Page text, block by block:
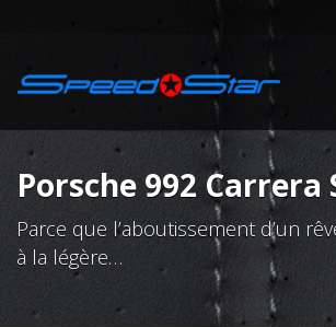
Porsche 992 Carrera
Parce que l’aboutissement d’un
à la légère…